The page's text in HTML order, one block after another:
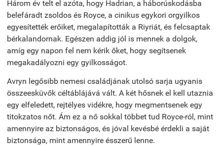
Három év telt el azóta, hogy Hadrian, a háborúskodásba
belefáradt zsoldos és Royce, a cinikus egykori orgyilkos
egyesítették erőiket, megalapították a Riyriát, és felcsaptak
bérkalandornak. Egészen addig jól is mennek a dolgok,
amíg egy napon fel nem kérik őket, hogy segítsenek
megakadályozni egy gyilkosságot.
Avryn legősibb nemesi családjának utolsó sarja ugyanis
összeesküvők céltáblájává vált. A két hősnek el kell utaznia
egy elfeledett, rejtélyes vidékre, hogy megmentsenek egy
titokzatos nőt. Ám ez a nő sokkal többet tud Royce-ról, mint
amennyire az biztonságos, és jóval kevésbé érdekli a saját
biztonsága, mint amennyire ésszerű lenne.